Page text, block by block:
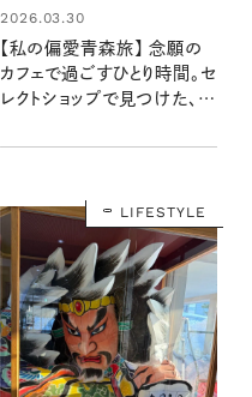
2026.03.30
【私の偏愛青森旅】 念願の
カフェで過ごすひとり時間。セ
レクトショップで見つけた、新
LIFESTYLE